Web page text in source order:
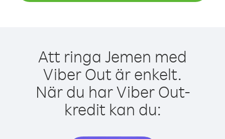
Att ringa Jemen med
Viber Out är enkelt.
När du har Viber Out-
kredit kan du: